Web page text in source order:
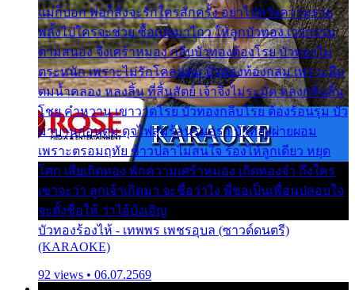
แม่ก็บอก พ่อก็สั่งจะรักใครสักครั้ง อย่าไปหวังความรวย
พลั้งไปใครจะช่วย ซื้อเปลมาไกว ให้ลูกบัวทอง เวรกรรม
ตามสนอง จึงเศร้าหมอง กลีบบัวทองต้องโรย บัวทองไม่
ตระหนัก เพราะไม่รักโคลนตม บัวทองท้องกลม เพราะลืม
ตมน้ำคลอง หลงลิ้น ที่สิ้นสัตย์ เจ้าจึงไม่ระมัด หลงกลิ่นลิ้น
โชย คำหวาน เขาวาดโรย บัวทองกลีบโรย ต้องร้อนรุม บัว
มาบานก่อนตูม ดุจไฟสุมร้อนรุมอุรา บัวทองผ่ายผอม
เพราะตรอมฤทัย ข้าวปลาไม่สนใจ ร้องไห้ลูกเดียว หยุด
โศก เสียเถิดทอง พักความเศร้าหมอง เถิดทองจ๋า ถึงใคร
เขาจะว่า ลูกเจ้าเกิดมา จะชื่อว่าไง พี่ขอเป็นเพื่อนปลอบใจ
จะตั้งชื่อให้ ว่าไอ้บังเอิญ
บัวทองร้องไห้ - เทพพร เพชรอุบล (ซาวด์ดนตรี)
(KARAOKE)
92 views • 06.07.2569